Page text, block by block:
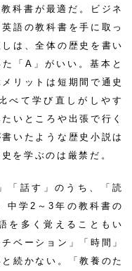
科書が最適だ。ビジネ
語の教科書を手に取っ
は、全体の歴史を書い
「A」がいい。基本と
リットは短期間で通史
べて学び直しがしやす
いところや出張で行く
いたような歴史小説は
を学ぶのは厳禁だ。
「話す」のうち、「読
中学2～3年の教科書の
を多く覚えることもい
ベーション」「時間」
続かない。「教養のた